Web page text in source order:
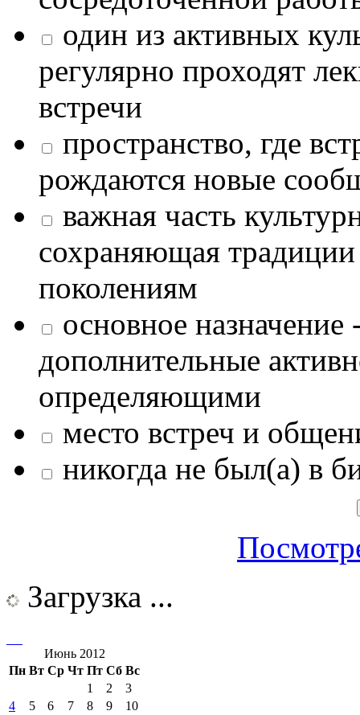
один из активных
регулярно проходят
встречи
пространство, где
рождаются новые
важная часть
сохраняющая
поколениям
основное назначение
дополнительные
определяющими
место встреч и
никогда не был(а) в
Загрузка ...
Июнь 2012
Пн Вт Ср Чт Пт Сб Вс
1 2
3
4
5 6 7 8 9
10